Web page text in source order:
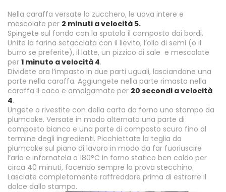
Nella caraffa versate lo zucchero, le uova intere e
mescolate per 2 minuti a velocità 5.
Spingete sul fondo con la spatola il composto dai bordi.
Unite la farina setacciata con il lievito, l’olio di semi (o il
burro se preferite), il latte, un pizzico di sale e mescolate
per 1 minuto a velocità 4.
Dividete ora l’impasto in due parti uguali, lasciandone una
parte nella caraffa. Aggiungete nella parte rimasta nella
caraffa il caco e amalgamate per 20 secondi a velocità
4.
Ungete o rivestite con della carta da forno uno stampo da
plumcake. Versate in modo alternato una parte di
composto bianco e una parte di composto scuro fino al
termine degli ingredienti. Picchiettate la teglia da
plumcake sul piano di lavoro in modo da far fuoriuscire
l’aria e infornatela a 180°C in forno statico ben caldo per
circa 40 minuti, facendo sempre la prova stecchino.
Lasciate completamente raffreddare prima di estrarre il
dolce dallo stampo.